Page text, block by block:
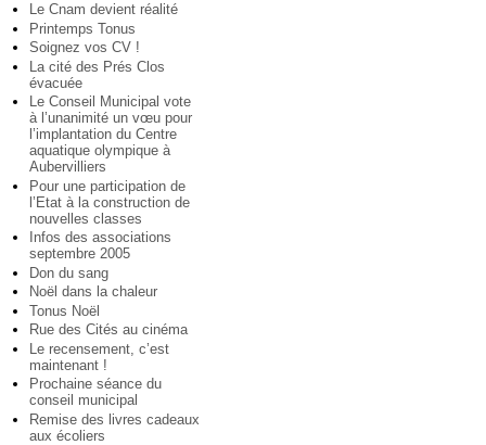
Le Cnam devient réalité
Printemps Tonus
Soignez vos CV !
La cité des Prés Clos
évacuée
Le Conseil Municipal vote
à l’unanimité un vœu pour
l’implantation du Centre
aquatique olympique à
Aubervilliers
Pour une participation de
l’Etat à la construction de
nouvelles classes
Infos des associations
septembre 2005
Don du sang
Noël dans la chaleur
Tonus Noël
Rue des Cités au cinéma
Le recensement, c’est
maintenant !
Prochaine séance du
conseil municipal
Remise des livres cadeaux
aux écoliers